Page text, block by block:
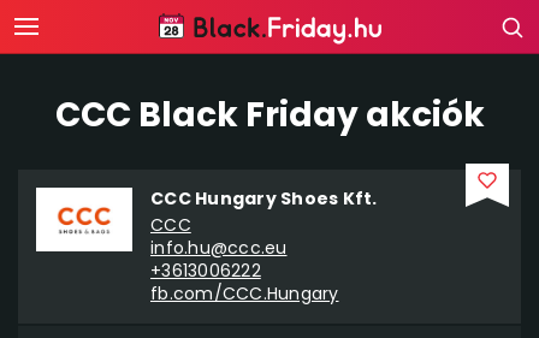
CCC Black Friday akciók
CCC Hungary Shoes Kft.
CCC
info.hu@ccc.eu
+3613006222
fb.com/CCC.Hungary